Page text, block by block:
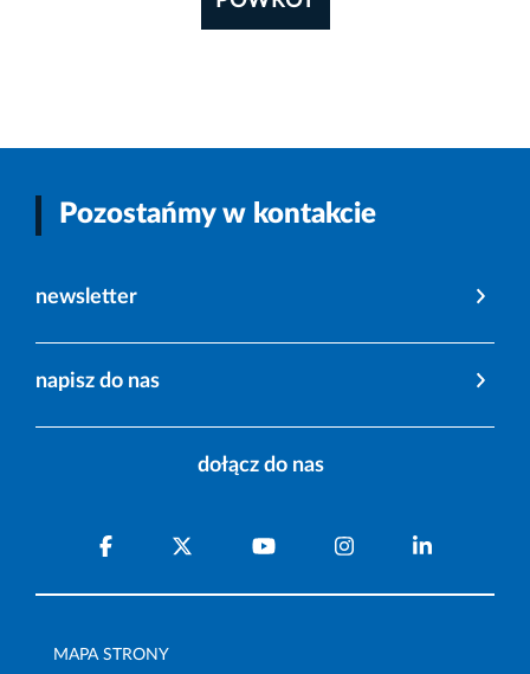
Pozostańmy w kontakcie
newsletter
napisz do nas
dołącz do nas
MAPA STRONY